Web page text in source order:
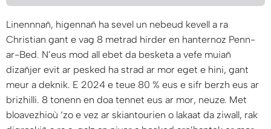
Linennnañ, higennañ ha sevel un nebeud kevell a ra
Christian gant e vag 8 metrad hirder en hanternoz Penn-
ar-Bed. N’eus mod all ebet da besketa a vefe muiañ
dizañjer evit ar pesked ha strad ar mor eget e hini, gant
meur a deknik. E 2024 e teue 80 % eus e sifr berzh eus ar
brizhilli. 8 tonenn en doa tennet eus ar mor, neuze. Met
bloavezhioù ‘zo e vez ar skiantourien o lakaat da ziwall, rak